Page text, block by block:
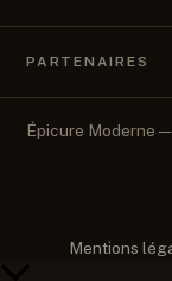
PARTENAIRES
Épicure Moderne
Mentions